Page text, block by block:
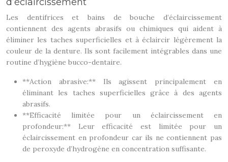
Les dentifrices et bains de bouche d’éclaircissement
contiennent des agents abrasifs ou chimiques qui aident à
éliminer les taches superficielles et à éclaircir légèrement la
couleur de la denture. Ils sont facilement intégrables dans une
routine d’hygiène bucco-dentaire.
**Action abrasive:** Ils agissent principalement en
éliminant les taches superficielles grâce à des agents
abrasifs.
**Efficacité limitée pour un éclaircissement en
profondeur:** Leur efficacité est limitée pour un
éclaircissement en profondeur car ils ne contiennent pas
de peroxyde d’hydrogène en concentration suffisante.